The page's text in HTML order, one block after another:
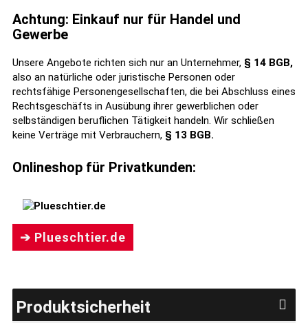
Achtung: Einkauf nur für Handel und
Gewerbe
Unsere Angebote richten sich nur an Unternehmer, § 14 BGB,
also an natürliche oder juristische Personen oder
rechtsfähige Personengesellschaften, die bei Abschluss eines
Rechtsgeschäfts in Ausübung ihrer gewerblichen oder
selbständigen beruflichen Tätigkeit handeln. Wir schließen
keine Verträge mit Verbrauchern, § 13 BGB.
Onlineshop für Privatkunden:
➔ Plueschtier.de
Produktsicherheit